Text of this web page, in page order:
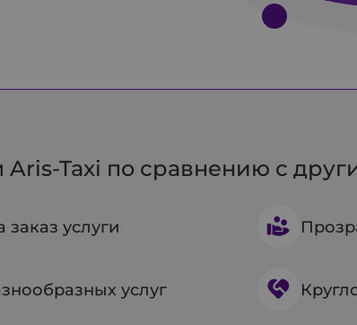
Taxi по сравнению с
услуги
услуг